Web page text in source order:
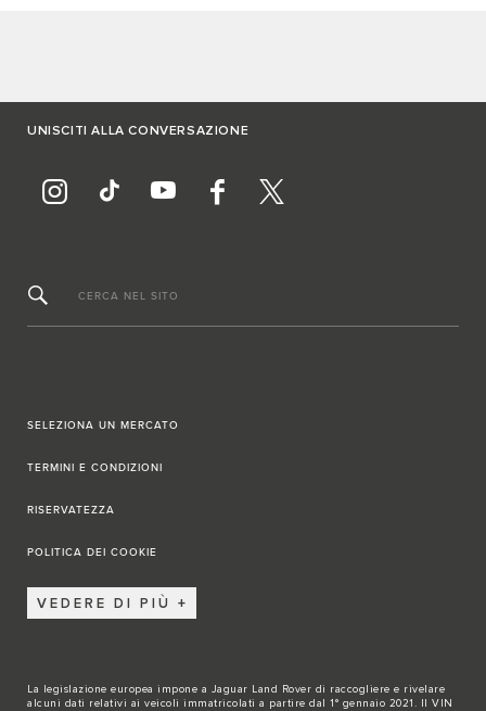
UNISCITI ALLA CONVERSAZIONE
CERCA NEL SITO
SELEZIONA UN MERCATO
TERMINI E CONDIZIONI
RISERVATEZZA
POLITICA DEI COOKIE
VEDERE DI PIÙ
La legislazione europea impone a Jaguar Land Rover di raccogliere e rivelare
alcuni dati relativi ai veicoli immatricolati a partire dal 1° gennaio 2021. Il VIN